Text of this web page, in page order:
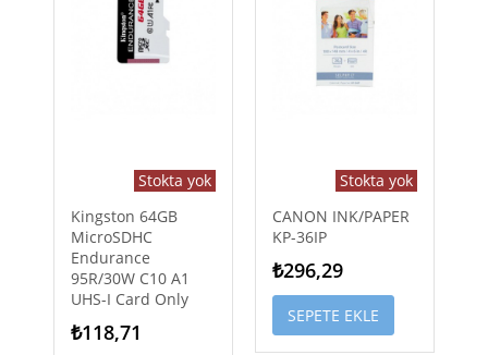
Stokta yok
Kingston 64GB
MicroSDHC
Endurance
95R/30W C10 A1
UHS-I Card Only
₺118,71
Stokta yok
CANON INK/PAPER
KP-36IP
₺296,29
SEPETE EKLE